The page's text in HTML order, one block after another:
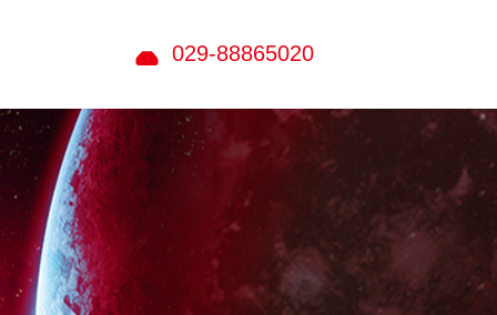
029-88865020